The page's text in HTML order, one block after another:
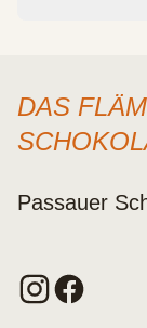
DAS
Passauer